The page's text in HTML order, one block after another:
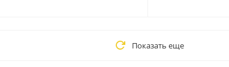
Показать еще